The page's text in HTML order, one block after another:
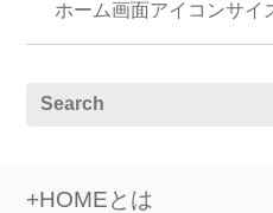
ホーム画面アイコンサイ
+HOMEとは